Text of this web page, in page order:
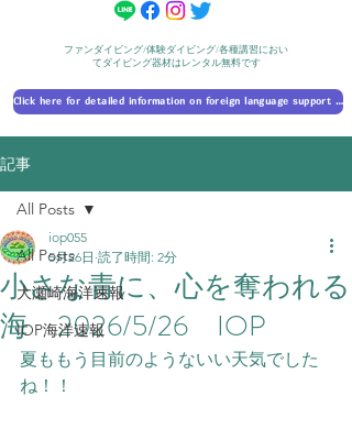
ファンダイビング/体験ダイビング/各種講習におい
てダイビング器材はレンタル無料です
Click here for detailed information on foreign language support 外国語対応の詳細に​ついて
記事
All Posts
大瀬崎海洋速報
IOP海洋速報
All Posts
小さな青に、心を奪われる
海 2026/5/26 IOP
iop055
5月26日 読了時間: 2分
夏ももう目前のようないい天気でした
ね！！